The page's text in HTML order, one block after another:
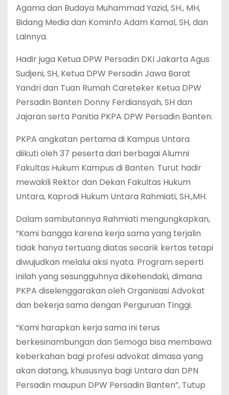
Agama dan Budaya Muhammad Yazid, SH., MH,
Bidang Media dan Kominfo Adam Kamal, SH, dan
Lainnya.
Hadir juga Ketua DPW Persadin DKI Jakarta Agus
Sudjeni, SH, Ketua DPW Persadin Jawa Barat
Yandri dan Tuan Rumah Careteker Ketua DPW
Persadin Banten Donny Ferdiansyah, SH dan
Jajaran serta Panitia PKPA DPW Persadin Banten.
PKPA angkatan pertama di Kampus Untara
diikuti oleh 37 peserta dari berbagai Alumni
Fakultas Hukum Kampus di Banten. Turut hadir
mewakili Rektor dan Dekan Fakultas Hukum
Untara, Kaprodi Hukum Untara Rahmiati, SH.,MH.
Dalam sambutannya Rahmiati mengungkapkan,
“Kami bangga karena kerja sama yang terjalin
tidak hanya tertuang diatas secarik kertas tetapi
diwujudkan melalui aksi nyata. Program seperti
inilah yang sesungguhnya dikehendaki, dimana
PKPA diselenggarakan oleh Organisasi Advokat
dan bekerja sama dengan Perguruan Tinggi.
“Kami harapkan kerja sama ini terus
berkesinambungan dan Semoga bisa membawa
keberkahan bagi profesi advokat dimasa yang
akan datang, khususnya bagi Untara dan DPN
Persadin maupun DPW Persadin Banten”, Tutup